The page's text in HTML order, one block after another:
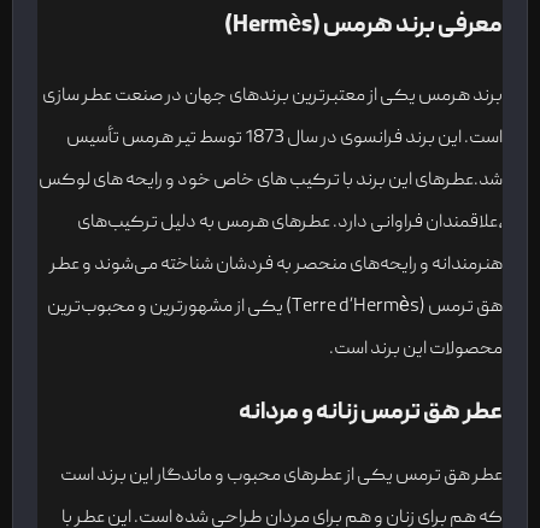
معرفی برند هرمس (Hermès)
برند هرمس یکی از معتبرترین برندهای جهان در صنعت عطر سازی
است. این برند فرانسوی در سال 1873 توسط تیر هرمس تأسیس
شد.عطرهای این برند با ترکیب های خاص خود و رایحه های لوکس
،علاقمندان فراوانی دارد. عطرهای هرمس به دلیل ترکیب‌های
هنرمندانه و رایحه‌های منحصر به فردشان شناخته می‌شوند و عطر
هق ترمس (Terre d’Hermès) یکی از مشهورترین و محبوب‌ترین
محصولات این برند است.
عطر هق ترمس زنانه و مردانه
عطر هق ترمس یکی از عطرهای محبوب و ماندگار این برند است
که هم برای زنان و هم برای مردان طراحی شده است. این عطر با